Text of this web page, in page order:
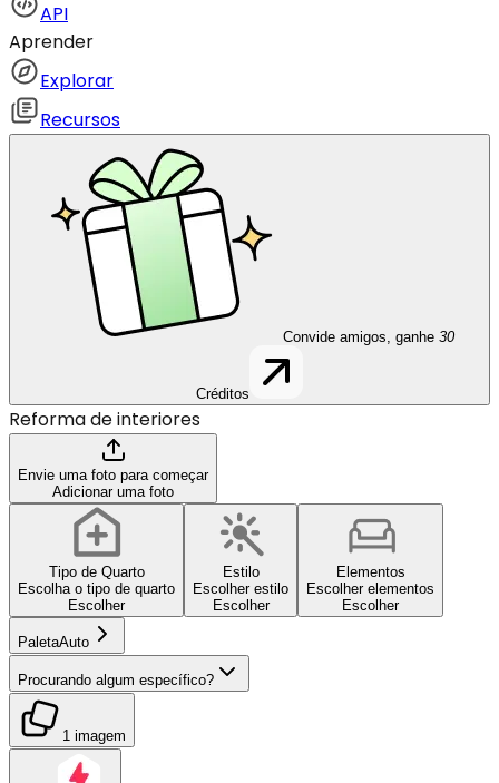
API
Aprender
Explorar
Recursos
Convide amigos, ganhe 30
Créditos
Reforma de interiores
Envie uma foto para começar
Adicionar uma foto
Tipo de Quarto
Escolha o tipo de quarto
Escolher
Estilo
Escolher estilo
Escolher
Elementos
Escolher elementos
Escolher
PaletaAuto
Procurando algum específico?
1 imagem